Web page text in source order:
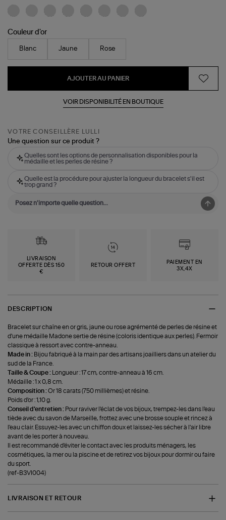
Couleur d'or
Blanc Jaune Rose
AJOUTER AU PANIER
VOIR DISPONIBILITÉ EN BOUTIQUE
VOTRE CONSEILLÈRE LULLI
Une question sur ce produit ?
Quelles sont les options de personnalisation disponibles pour la
médaille et les perles de résine ?
Quelle est la procédure pour ajuster la longueur du bracelet s'il est
trop grand ?
LIVRAISON
OFFERTE DÈS 150
€
RETOUR OFFERT
PAIEMENT EN
3X,4X
DESCRIPTION
Bracelet sur chaîne en or gris, jaune ou rose agrémenté de perles de résine et
d'une médaille Madone sertie de résine (coloris identique aux perles). Fermoir
classique à ressort avec contre-anneau.
Made in : Bijou fabriqué à la main par des artisans joailliers dans un atelier du
sud de la France.
Taille & Coupe : Longueur : 17 cm, contre-anneau à 16 cm.
Médaille : 1 x 0,8 cm.
Composition :Or 18 carats (750 millièmes) et résine.
Poids d'or : 1,10 g.
Conseil d'entretien : Pour raviver l'éclat de vos bijoux, trempez-les dans l'eau
tiède avec du savon de Marseille, frottez avec une brosse souple et rincez à
l'eau clair. Essuyez-les avec un chiffon doux et laissez-les sécher à l'air libre
avant de les porter à nouveau.
Il est recommandé d'éviter le contact avec les produits ménagers, les
cosmétiques, la mer ou la piscine et de retirez vos bijoux pour dormir ou faire
du sport.
(ref-B3VI004)
LIVRAISON ET RETOUR